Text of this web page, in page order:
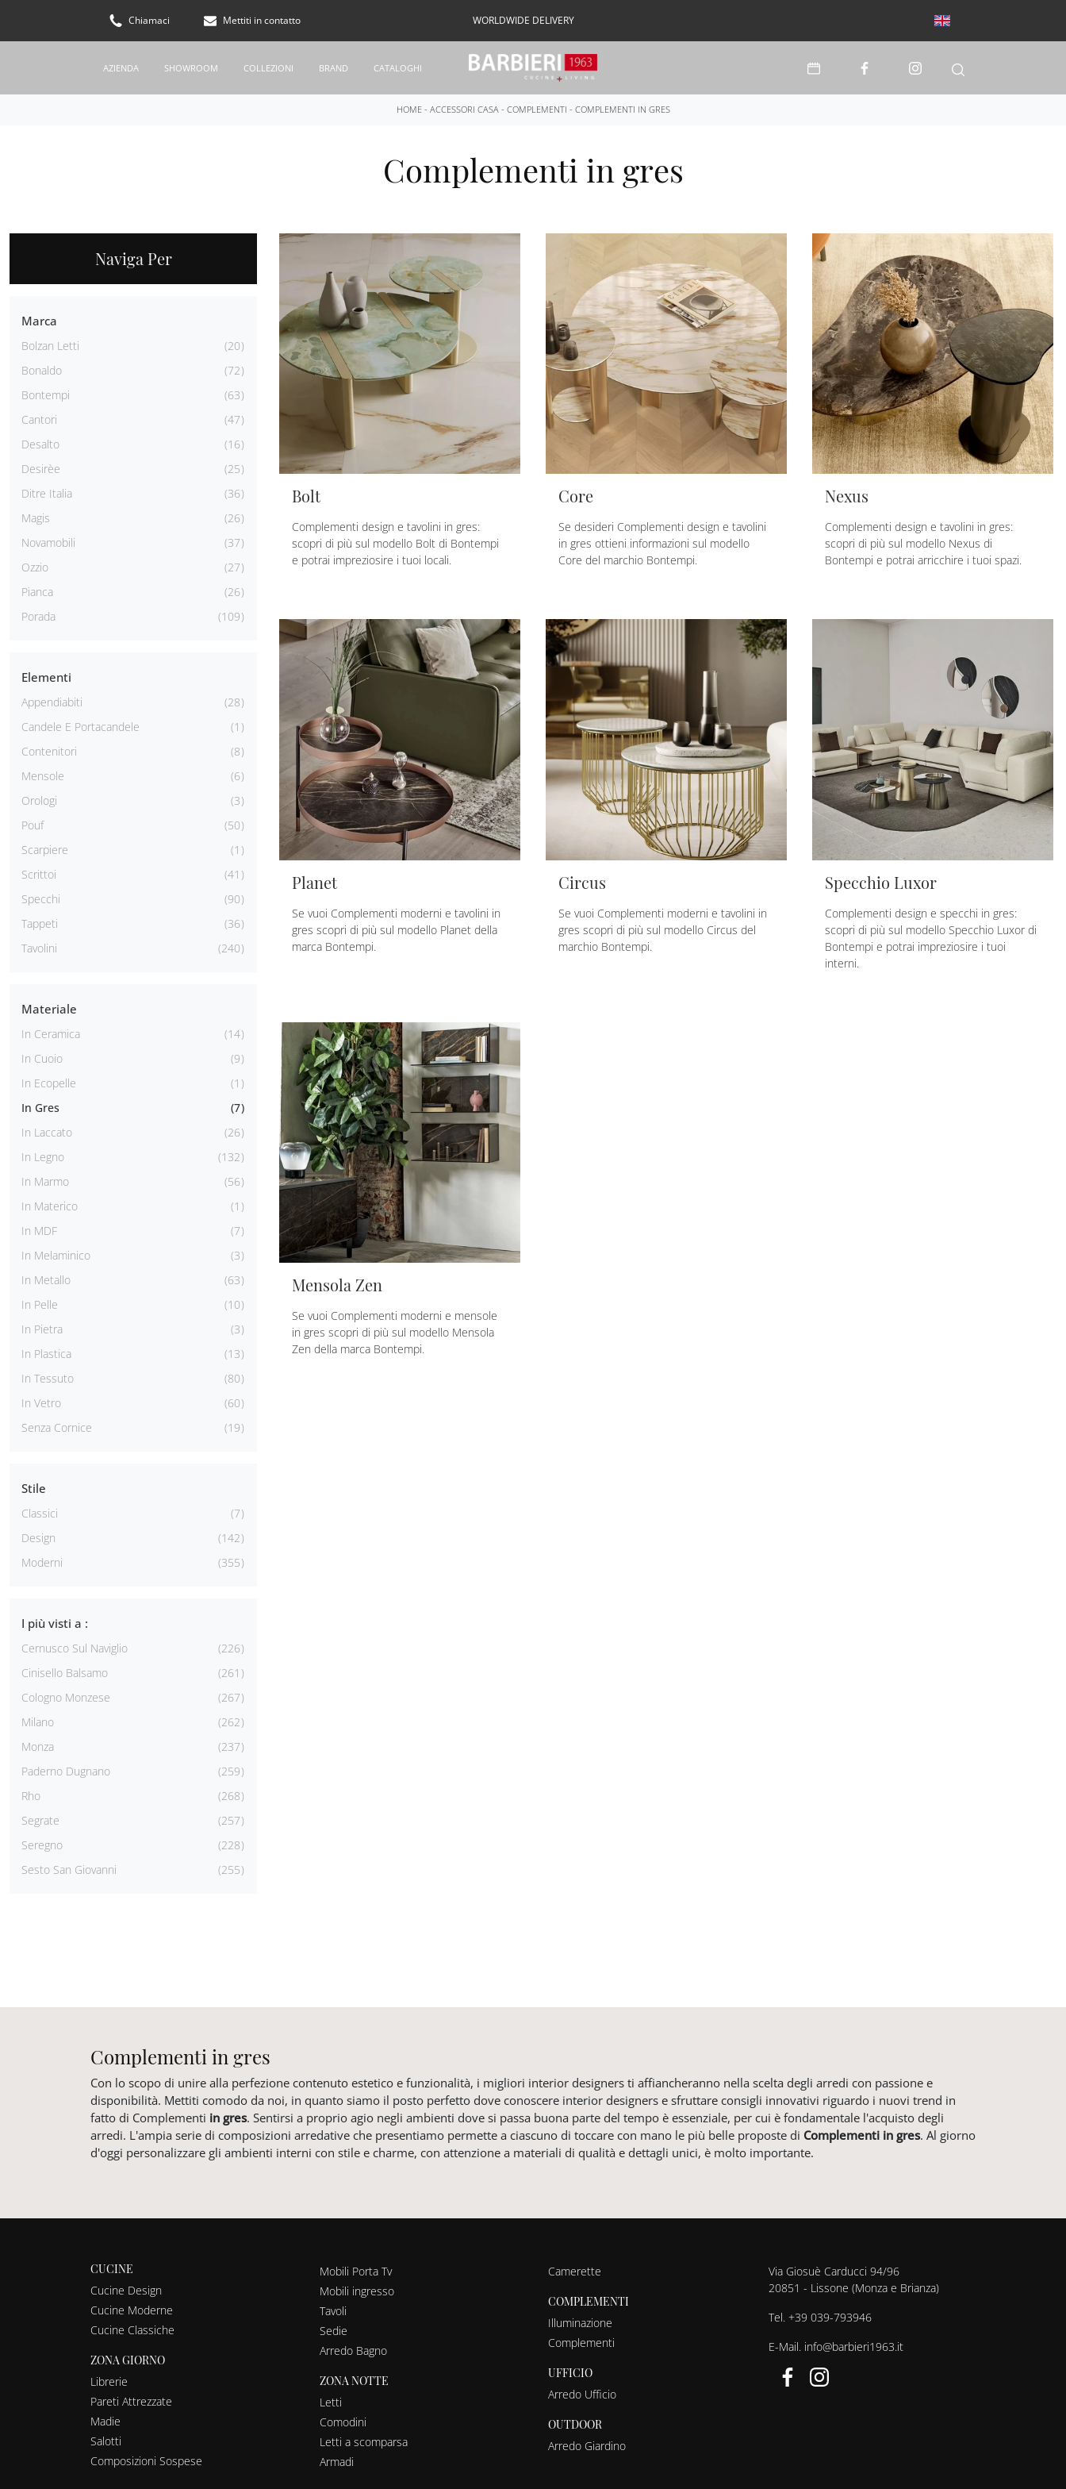
Chiamaci Mettiti in contatto WORLDWIDE DELIVERY
AZIENDA SHOWROOM COLLEZIONI BRAND CATALOGHI
HOME- ACCESSORI CASA- COMPLEMENTI - COMPLEMENTI IN GRES
Complementi in gres
Naviga Per
Marca
Bolzan Letti
20
Bonaldo
72
Bontempi
63
Cantori
47
Desalto
16
Desirèe
25
Ditre Italia
36
Magis
26
Novamobili
37
Ozzio
27
Pianca
26
Porada
109
Elementi
Appendiabiti
28
Candele E Portacandele
1
Contenitori
8
Mensole
6
Orologi
3
Pouf
50
Scarpiere
1
Scrittoi
41
Specchi
90
Tappeti
36
Tavolini
240
Materiale
In Ceramica
14
In Cuoio
9
In Ecopelle
1
In Gres
7
In Laccato
26
In Legno
132
In Marmo
56
In Materico
1
In MDF
7
In Melaminico
3
In Metallo
63
In Pelle
10
In Pietra
3
In Plastica
13
In Tessuto
80
In Vetro
60
Senza Cornice
19
Stile
Classici
7
Design
142
Moderni
355
I più visti a :
Cernusco Sul Naviglio
226
Cinisello Balsamo
261
Cologno Monzese
267
Milano
262
Monza
237
Paderno Dugnano
259
Rho
268
Segrate
257
Seregno
228
Sesto San Giovanni
255
Bolt
Complementi design e tavolini in gres:
scopri di più sul modello Bolt di Bontempi
e potrai impreziosire i tuoi locali.
Core
Se desideri Complementi design e tavolini
in gres ottieni informazioni sul modello
Core del marchio Bontempi.
Nexus
Complementi design e tavolini in gres:
scopri di più sul modello Nexus di
Bontempi e potrai arricchire i tuoi spazi.
Planet
Se vuoi Complementi moderni e tavolini in
gres scopri di più sul modello Planet della
marca Bontempi.
Circus
Se vuoi Complementi moderni e tavolini in
gres scopri di più sul modello Circus del
marchio Bontempi.
Specchio Luxor
Complementi design e specchi in gres:
scopri di più sul modello Specchio Luxor di
Bontempi e potrai impreziosire i tuoi
interni.
Mensola Zen
Se vuoi Complementi moderni e mensole
in gres scopri di più sul modello Mensola
Zen della marca Bontempi.
Complementi in gres
Con lo scopo di unire alla perfezione contenuto estetico e funzionalità, i migliori interior designers ti affiancheranno nella scelta degli arredi con passione e
disponibilità. Mettiti comodo da noi, in quanto siamo il posto perfetto dove conoscere interior designers e sfruttare consigli innovativi riguardo i nuovi trend in
fatto di Complementi in gres. Sentirsi a proprio agio negli ambienti dove si passa buona parte del tempo è essenziale, per cui è fondamentale l'acquisto degli
arredi. L'ampia serie di composizioni arredative che presentiamo permette a ciascuno di toccare con mano le più belle proposte di Complementi in gres. Al giorno
d'oggi personalizzare gli ambienti interni con stile e charme, con attenzione a materiali di qualità e dettagli unici, è molto importante.
CUCINE
Cucine Design
Cucine Moderne
Cucine Classiche
ZONA GIORNO
Librerie
Pareti Attrezzate
Madie
Salotti
Composizioni Sospese
Mobili Porta Tv
Mobili ingresso
Tavoli
Sedie
Arredo Bagno
ZONA NOTTE
Letti
Comodini
Letti a scomparsa
Armadi
Camerette
COMPLEMENTI
Illuminazione
Complementi
UFFICIO
Arredo Ufficio
OUTDOOR
Arredo Giardino
Via Giosuè Carducci 94/96
20851 - Lissone (Monza e Brianza)
Tel. +39 039-793946
E-Mail. info@barbieri1963.it